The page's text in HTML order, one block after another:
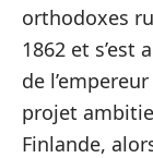
orthodoxes
1862 et s’est
de
projet
Finlande,